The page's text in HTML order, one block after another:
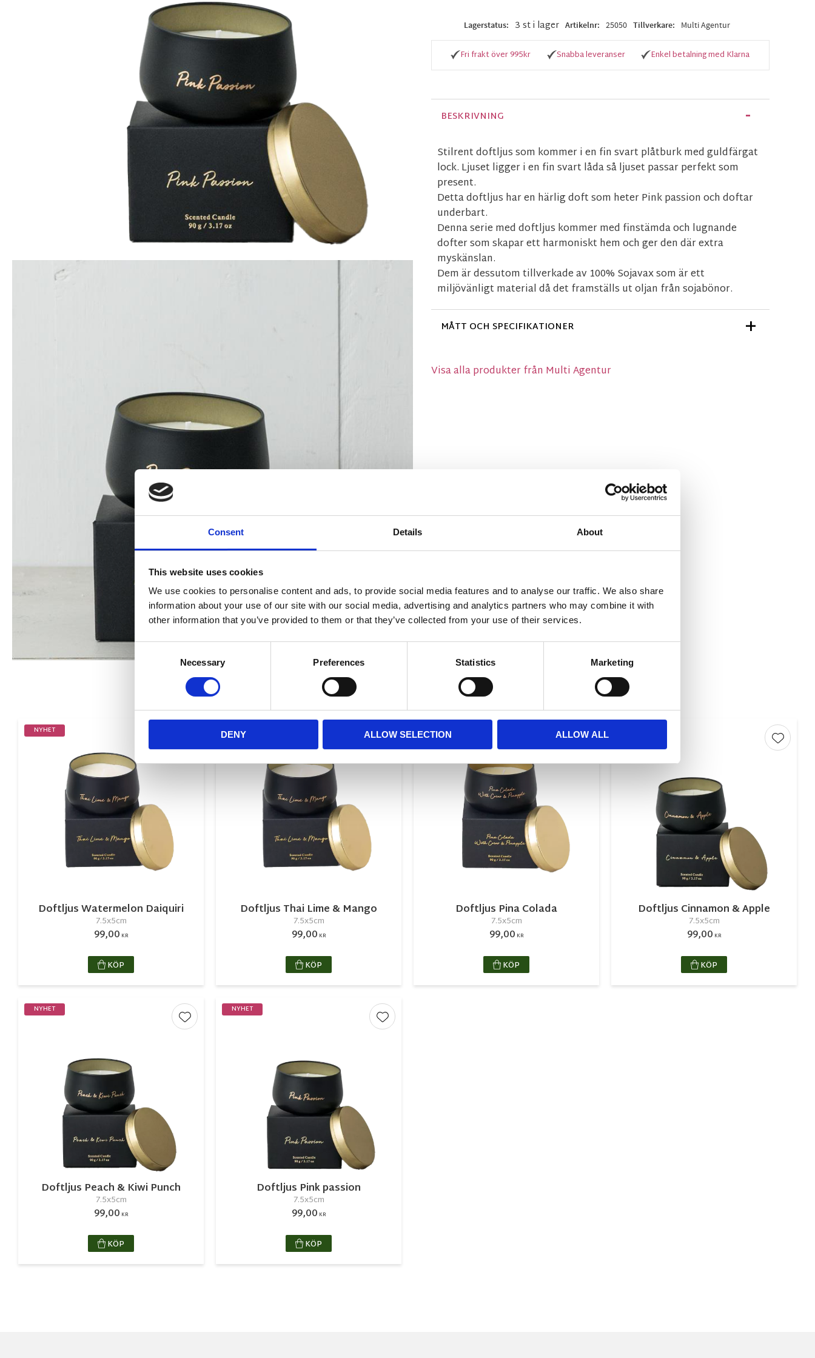
Consent Details About
This website uses cookies
We use cookies to personalise content and ads, to provide social media features and to analyse our traffic. We also share
information about your use of our site with our social media, advertising and analytics partners who may combine it with
other information that you’ve provided to them or that they’ve collected from your use of their services.
Selection
Necessary Preferences Statistics Marketing
DENY ALLOW SELECTION ALLOW ALL
Lagerstatus 3 st i lager Artikelnr 25050 Tillverkare Multi Agentur
Fri frakt över 995kr Snabba leveranser Enkel betalning med Klarna
BESKRIVNING
Stilrent doftljus som kommer i en fin svart plåtburk med guldfärgat
lock. Ljuset ligger i en fin svart låda så ljuset passar perfekt som
present.
Detta doftljus har en härlig doft som heter Pink passion och doftar
underbart.
Denna serie med doftljus kommer med finstämda och lugnande
dofter som skapar ett harmoniskt hem och ger den där extra
myskänslan.
Dem är dessutom tillverkade av 100% Sojavax som är ett
miljövänligt material då det framställs ut oljan från sojabönor.
MÅTT OCH SPECIFIKATIONER
Visa alla produkter från Multi Agentur
RELATERADE PRODUKTER
Doftljus Watermelon Daiquiri
7.5x5cm
99,00 KR
NYHET
Lägg till i favoriter
KÖP
Doftljus Thai Lime & Mango
7.5x5cm
99,00 KR
NYHET
Lägg till i favoriter
KÖP
Doftljus Pina Colada
7.5x5cm
99,00 KR
NYHET
Lägg till i favoriter
KÖP
Doftljus Cinnamon & Apple
7.5x5cm
99,00 KR
Lägg
KÖP
Doftljus Peach & Kiwi Punch
7.5x5cm
99,00 KR
NYHET
Lägg till i favoriter
KÖP
Doftljus Pink passion
7.5x5cm
99,00 KR
NYHET
Lägg till i favoriter
KÖP